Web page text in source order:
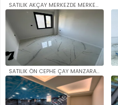
SATILIK AKÇAY MERKEZDE MERKEZİ..
SATILIK ÖN CEPHE ÇAY MANZARALI..